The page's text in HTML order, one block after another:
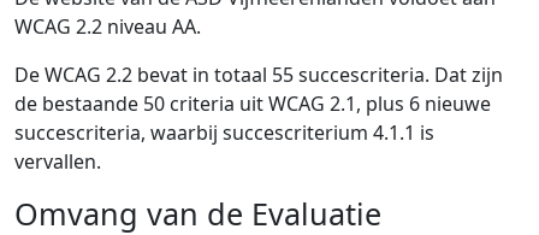
WCAG 2.2 niveau AA.
De WCAG 2.2 bevat in totaal 55 succescriteria. Dat zijn
de bestaande 50 criteria uit WCAG 2.1, plus 6 nieuwe
succescriteria, waarbij succescriterium 4.1.1 is
vervallen.
Omvang van de Evaluatie